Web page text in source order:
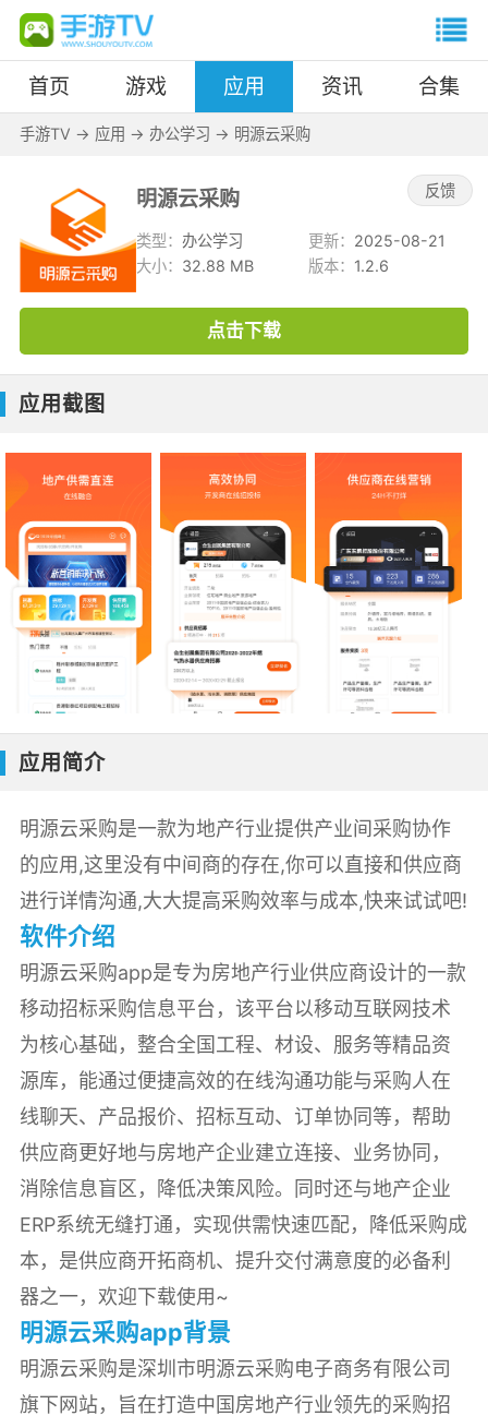
首页 游戏 应用 资讯 合集
手游TV -> 应用 -> 办公学习 -> 明源云采购
明源云采购 反馈
类型：办公学习 更新： 2025-08-21
大小： 32.88 MB 版本： 1.2.6
点击下载
应用截图
应用简介
明源云采购是一款为地产行业提供产业间采购协作
的应用,这里没有中间商的存在,你可以直接和供应商
进行详情沟通,大大提高采购效率与成本,快来试试吧!
软件介绍
明源云采购app是专为房地产行业供应商设计的一款
移动招标采购信息平台，该平台以移动互联网技术
为核心基础，整合全国工程、材设、服务等精品资
源库，能通过便捷高效的在线沟通功能与采购人在
线聊天、产品报价、招标互动、订单协同等，帮助
供应商更好地与房地产企业建立连接、业务协同，
消除信息盲区，降低决策风险。同时还与地产企业
ERP系统无缝打通，实现供需快速匹配，降低采购成
本，是供应商开拓商机、提升交付满意度的必备利
器之一，欢迎下载使用~
明源云采购app背景
明源云采购是深圳市明源云采购电子商务有限公司
旗下网站，旨在打造中国房地产行业领先的采购招